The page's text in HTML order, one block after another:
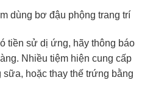
dùng bơ đậu phộng trang trí
tiền sử dị ứng, hãy thông báo
Nhiều tiệm hiện cung cấp
sữa, hoặc thay thế trứng bằng